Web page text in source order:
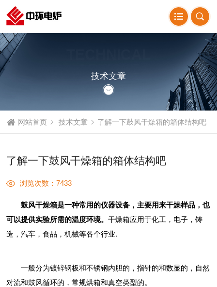
ARTICLE
技术文章
网站首页 技术文章 了解一下鼓风干燥箱的箱体结构吧
了解一下鼓风干燥箱的箱体结构吧
浏览次数：7433
鼓风干燥箱是一种常用的仪器设备，主要用来干燥样品，也
可以提供实验所需的温度环境。干燥箱应用于化工，电子，铸
造，汽车，食品，机械等各个行业.
一般分为镀锌钢板和不锈钢内胆的，指针的和数显的，自然
对流和鼓风循环的，常规烘箱和真空类型的。